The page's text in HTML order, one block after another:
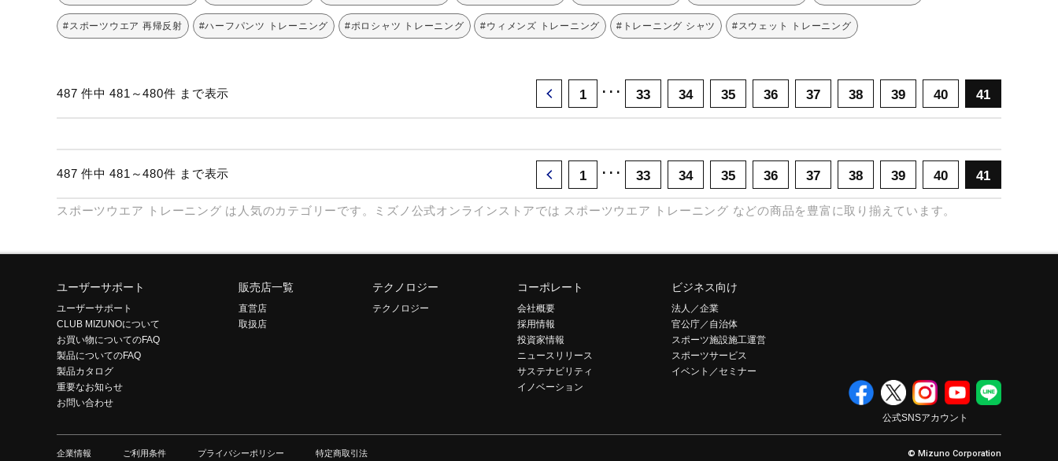
野球
バレーボール
卓球
ワーキング
ウォーキングシューズ
ライフスタイルグッズ
インナー
ゴアテックス
コラボレーション
その他シリーズ
スペシャルカラーパック｜特集
WP STRAP 2｜特集
マーガレット・ハウエル｜特集
スニーカー商品をすべて見る
WAVE PROPHECY 13.2
#スポーツウエア 再帰反射 #ハーフパンツ トレーニング #ポロシャツ トレーニング #ウィメンズ トレーニング #トレーニング シャツ #スウェット トレーニング
487 件中 481～480件 まで表示 1 ･･･ 33 34 35 36 37 38 39 40 41
487 件中 481～480件 まで表示 1 ･･･ 33 34 35 36 37 38 39 40 41
スポーツウエア トレーニング は人気のカテゴリーです。ミズノ公式オンラインストアでは スポーツウエア トレーニング などの商品を豊富に取り揃えています。
ユーザーサポート
ユーザーサポート
CLUB MIZUNOについて
お買い物についてのFAQ
製品についてのFAQ
製品カタログ
重要なお知らせ
お問い合わせ
販売店一覧
直営店
取扱店
テクノロジー
テクノロジー
コーポレート
会社概要
採用情報
投資家情報
ニュースリリース
サステナビリティ
イノベーション
ビジネス向け
法人／企業
官公庁／自治体
スポーツ施設施工運営
スポーツサービス
イベント／セミナー
公式SNSアカウント
企業情報 ご利用条件 プライバシーポリシー 特定商取引法 © Mizuno Corporation